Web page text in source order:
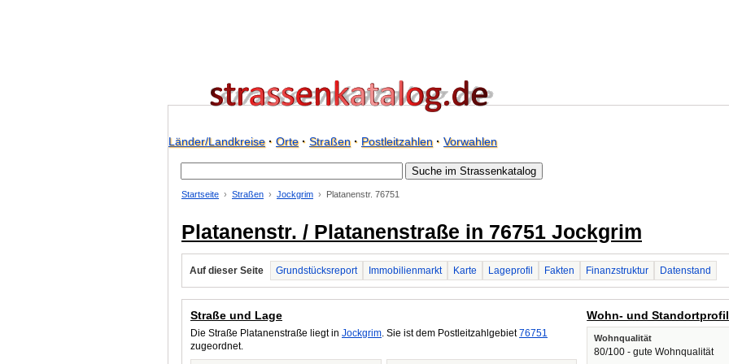
Länder/Landkreise· Orte· Straßen· Postleitzahlen· Vorwahlen
Startseite Straßen Jockgrim Platanenstr. 76751
Platanenstr. / Platanenstraße in 76751 Jockgrim
Auf dieser Seite Grundstücksreport Immobilienmarkt Karte Lageprofil Fakten Finanzstruktur Datenstand
Straße und Lage
Die Straße Platanenstraße liegt in Jockgrim. Sie ist dem Postleitzahlgebiet76751
zugeordnet.
Wohn- und Standortprofil
Wohnqualität
80/100 - gute Wohnqualität